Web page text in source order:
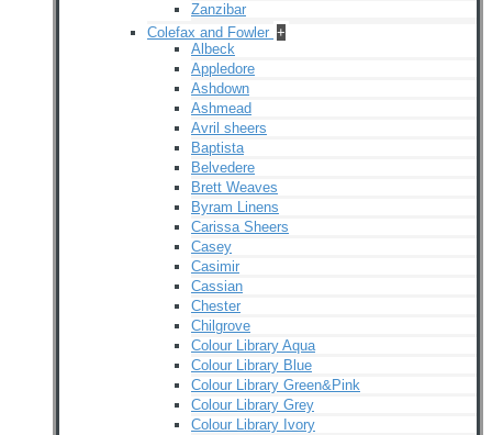
Zanzibar
Colefax and Fowler +
Albeck
Appledore
Ashdown
Ashmead
Avril sheers
Baptista
Belvedere
Brett Weaves
Byram Linens
Carissa Sheers
Casey
Casimir
Cassian
Chester
Chilgrove
Colour Library Aqua
Colour Library Blue
Colour Library Green&Pink
Colour Library Grey
Colour Library Ivory